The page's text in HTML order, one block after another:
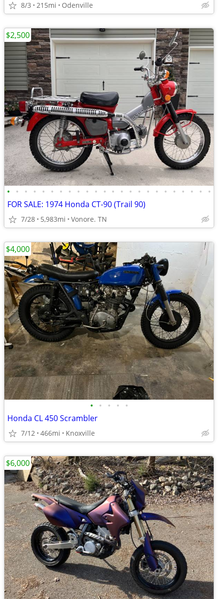
8/3 215mi Odenville
• • • • • • • • • • • • • • • • • • • • • • • •
FOR SALE: 1974 Honda CT-90 (Trail 90)
7/28 5,983mi Vonore. TN
$2,500
• • • • •
Honda CL 450 Scrambler
7/12 466mi Knoxville
$4,000
$6,000